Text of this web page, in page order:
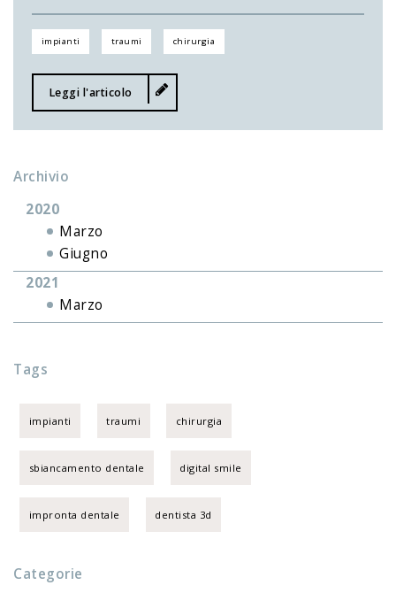
impianti traumi chirurgia
Leggi l'articolo
Archivio
2020
Marzo
Giugno
2021
Marzo
Tags
impianti traumi chirurgia
sbiancamento dentale digital smile
impronta dentale dentista 3d
Categorie